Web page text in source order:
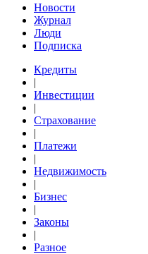
Новости
Журнал
Люди
Подписка
Кредиты
|
Инвестиции
|
Страхование
|
Платежи
|
Недвижимость
|
Бизнес
|
Законы
|
Разное